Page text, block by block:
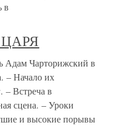
в
Чарторижский в
– Начало их
– Встреча в
сцена. – Уроки
и высокие порывы